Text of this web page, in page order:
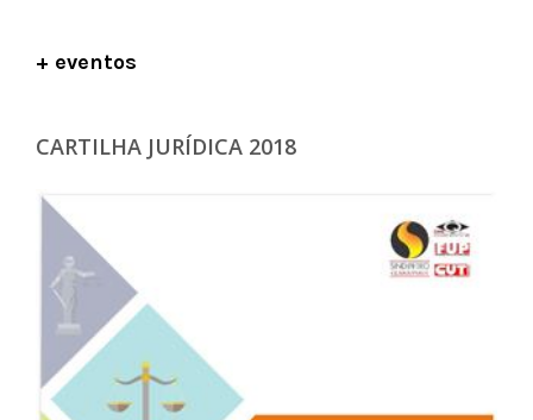
+ eventos
CARTILHA JURÍDICA 2018